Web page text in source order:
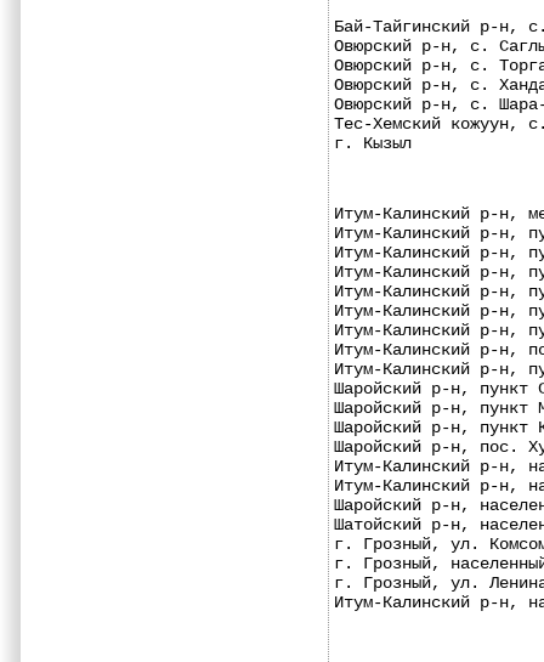
Бай-Тайгинский р-
Овюрский р-н, с.
Овюрский р-н, с.
Овюрский р-н, с.
Овюрский р-н, с.
Тес-Хемский
г. Кызыл
Итум-Калинский р-
Итум-Калинский р-
Итум-Калинский р-
Итум-Калинский р-
Итум-Калинский р-
Итум-Калинский р-
Итум-Калинский р-
Итум-Калинский р-
Итум-Калинский р-
Шаройский р-н,
Шаройский р-н,
Шаройский р-н,
Шаройский р-н,
Итум-Калинский р-н,
Итум-Калинский р-н,
Шаройский р-н,
Шатойский р-н,
г. Грозный, ул.
г. Грозный,
г. Грозный, ул.
Итум-Калинский р-н,